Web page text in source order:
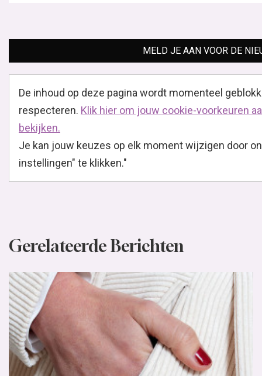
MELD JE AAN VOOR DE
De inhoud op deze pagina wordt momenteel
respecteren. Klik hier om jouw cookie-voorkeuren
bekijken.
Je kan jouw keuzes op elk moment wijzigen door
instellingen" te klikken."
Gerelateerde Berichten